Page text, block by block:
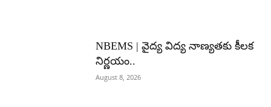
NBEMS | వైద్య విద్య నాణ్యతకు కీలక
నిర్ణయం..
August 8, 2026